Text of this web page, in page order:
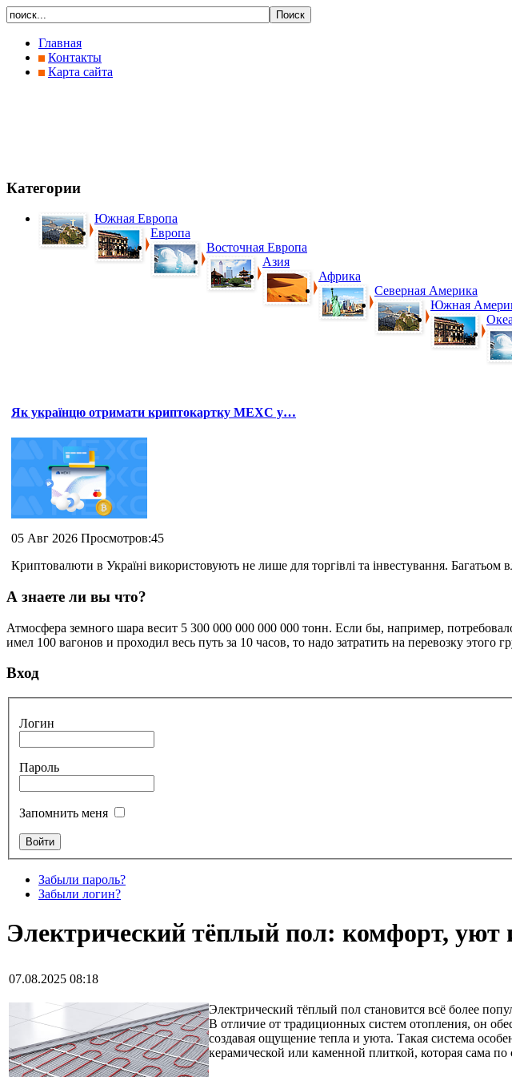
Главная
Контакты
Карта сайта
Категории
Южная Европа
Европа
Восточная Европа
Азия
Африка
Северная Америка
Южная
Як українцю отримати криптокартку MEXC у…
05 Авг 2026 Просмотров:45
Криптовалюти в Україні використовують не лише для торгівлі та інвестування. Багатьом
А знаете ли вы что?
Атмосфера земного шара весит 5 300 000 000 000 000 тонн. Если бы, например,
имел 100 вагонов и проходил весь путь за 10 часов, то надо затратить на перевозку этого
Вход
Логин
Пароль
Запомнить меня
Забыли пароль?
Забыли логин?
Электрический тёплый пол: комфорт,
07.08.2025 08:18
Электрический тёплый пол становится всё более
В отличие от традиционных систем отопления, он
создавая ощущение тепла и уюта. Такая система
керамической или каменной плиткой, которая сама по